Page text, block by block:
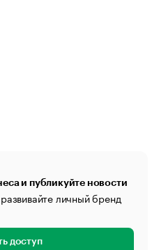
и публикуйте новости
личный бренд
доступ